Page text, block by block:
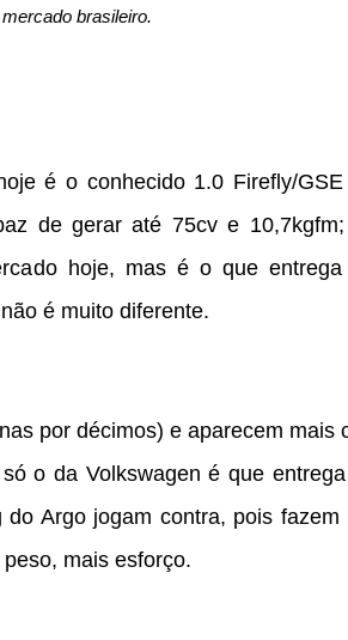
brasileiro.
é o conhecido 1.0 Firefly/
de gerar até 75cv e
hoje, mas é o que
é muito diferente.
por décimos) e aparecem mais
o da Volkswagen é que
Argo jogam contra, pois fazem
mais esforço.